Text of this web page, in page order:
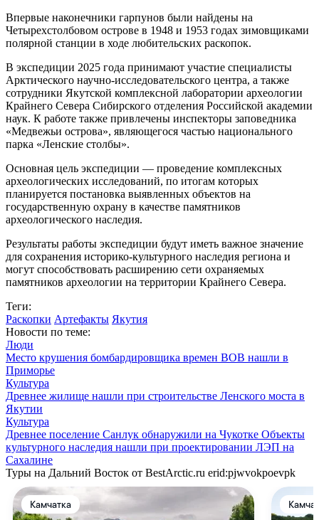
Впервые наконечники гарпунов были найдены на
Четырехстолбовом острове в 1948 и 1953 годах зимовщиками
полярной станции в ходе любительских раскопок.
В экспедиции 2025 года принимают участие специалисты
Арктического научно-исследовательского центра, а также
сотрудники Якутской комплексной лаборатории археологии
Крайнего Севера Сибирского отделения Российской академии
наук. К работе также привлечены инспекторы заповедника
«Медвежьи острова», являющегося частью национального
парка «Ленские столбы».
Основная цель экспедиции — проведение комплексных
археологических исследований, по итогам которых
планируется постановка выявленных объектов на
государственную охрану в качестве памятников
археологического наследия.
Результаты работы экспедиции будут иметь важное значение
для сохранения историко-культурного наследия региона и
могут способствовать расширению сети охраняемых
памятников археологии на территории Крайнего Севера.
Теги:
Раскопки Артефакты Якутия
Новости по теме:
Люди
Место крушения бомбардировщика времен ВОВ нашли в
Приморье
Культура
Древнее жилище нашли при строительстве Ленского моста в
Якутии
Культура
Древнее поселение Санлук обнаружили на Чукотке Объекты
культурного наследия нашли при проектировании ЛЭП на
Сахалине
Туры на Дальний Восток от BestArctic.ru erid:pjwvokpoevpk